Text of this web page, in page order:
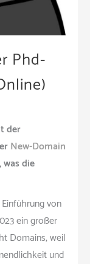
Phd-
der
New-Domain
die
von
ein großer
Domains, weil
und